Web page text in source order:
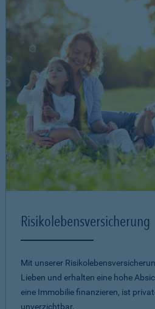
Risikolebensversicherung
Mit unserer
Lieben und erhalten eine hohe
eine Immobilie finanzieren, ist
unverzichtbar.